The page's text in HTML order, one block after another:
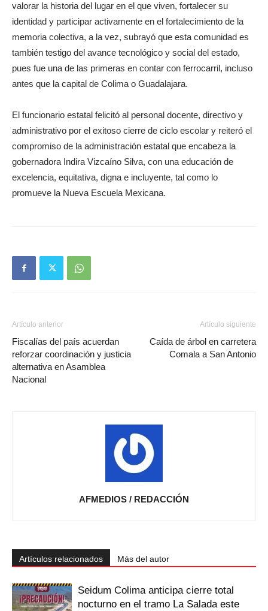
valorar la historia del lugar en el que viven, fortalecer su
identidad y participar activamente en el fortalecimiento de la
memoria colectiva, a la vez, subrayó que esta comunidad es
también testigo del avance tecnológico y social del estado,
pues fue una de las primeras en contar con ferrocarril, incluso
antes que la capital de Colima o Guadalajara.
El funcionario estatal felicitó al personal docente, directivo y
administrativo por el exitoso cierre de ciclo escolar y reiteró el
compromiso de la administración estatal que encabeza la
gobernadora Indira Vizcaíno Silva, con una educación de
excelencia, equitativa, digna e incluyente, tal como lo
promueve la Nueva Escuela Mexicana.
Artículo anterior
Fiscalías del país acuerdan
reforzar coordinación y justicia
alternativa en Asamblea
Nacional
Artículo siguiente
Caída de árbol en carretera
Comala a San Antonio
AFMEDIOS / REDACCIÓN
Artículos relacionados Más del autor
Seidum Colima anticipa cierre total
nocturno en el tramo La Salada este